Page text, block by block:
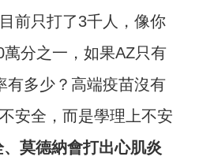
前只打了3千人，像你
分之一，如果AZ只有
有多少？高端疫苗沒有
安全，而是學理上不安
莫德納會打出心肌炎